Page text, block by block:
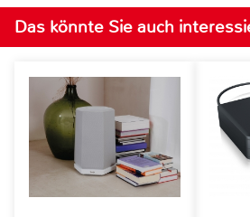
Das könnte Sie auch